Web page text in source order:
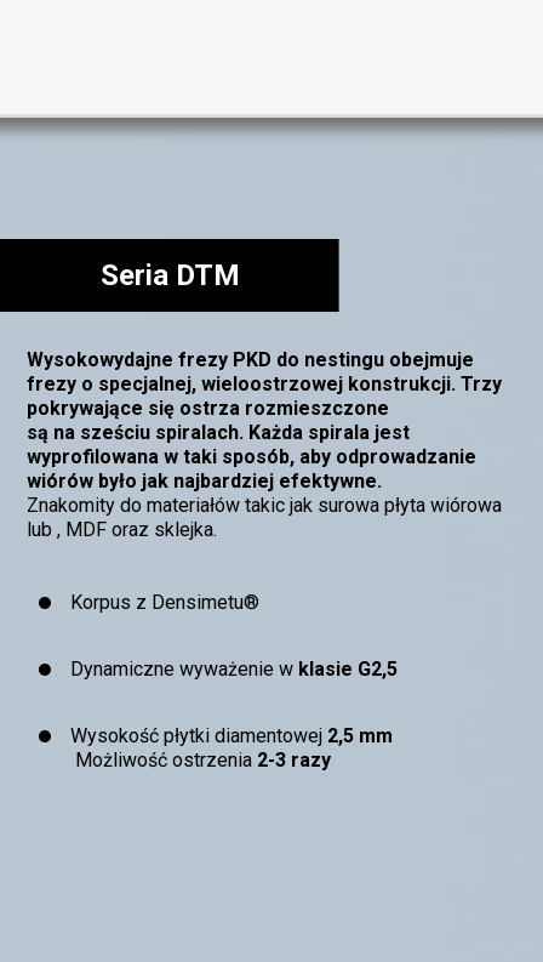
Seria DTM
Wysokowydajne frezy PKD do nestingu obejmuje
frezy o specjalnej, wieloostrzowej konstrukcji. Trzy
pokrywające się ostrza rozmieszczone
są na sześciu spiralach. Każda spirala jest
wyprofilowana w taki sposób, aby odprowadzanie
wiórów było jak najbardziej efektywne.
Znakomity do materiałów takic jak surowa płyta wiórowa
lub , MDF oraz sklejka.
Korpus z Densimetu®
Dynamiczne wyważenie w klasie G2,5
Wysokość płytki diamentowej 2,5 mm
Możliwość ostrzenia 2-3 razy